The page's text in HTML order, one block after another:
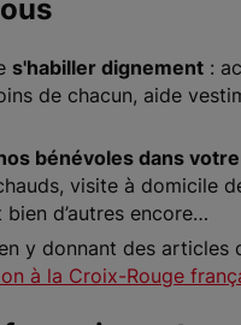
s'habiller dignement :
de chacun, aide
bénévoles dans
visite à domicile
d’autres encore…
y donnant des articles
à la Croix-Rouge